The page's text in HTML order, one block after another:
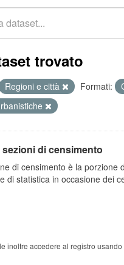
trovato
Regioni e città Formati:
di censimento
di censimento è la porzione
di statistica in occasione dei
inoltre accedere al registro usando